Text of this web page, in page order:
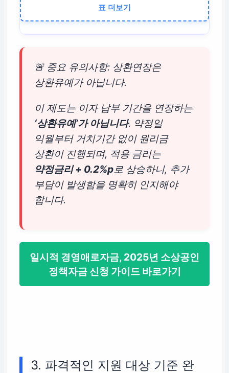
감소
금리 유의사항
기존 약정 금리에
리 상승이 불가피
평균금리가 적용됨.
진행됨.
표 더보기
🚨 중요 유의사항: 상환연장은
상환유예가 아닙니다.
이 제도는 이자 납부 기간을 연장하는
‘상환유예’가 아닙니다. 약정일
익월부터 거치기간 없이 원리금
상환이 진행되며, 적용 금리는
약정금리 + 0.2%p로 상승하니, 추가
부담이 발생함을 명확히 인지해야
합니다.
일시적 경영애로자금, 2025년 소상공인
정책자금 신청 가이드 바로가기
3. 파격적인 지원 대상 기준 완